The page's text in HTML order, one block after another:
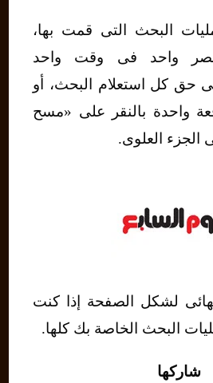
البحث التى قمت بها،
واحد فى وقت واحد
حق كل استعلام البحث، أو
واحدة بالنقر على «مسح
العلوى.
لشكل الصفحة إذا كنت
البحث الخاصة بك كلها.
شاركها